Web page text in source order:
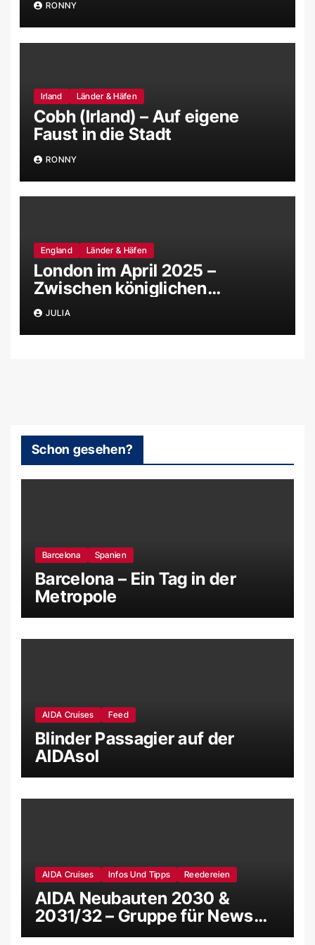
RONNY
Irland Länder & Häfen
Cobh (Irland) – Auf eigene
Faust in die Stadt
RONNY
England Länder & Häfen
London im April 2025 –
Zwischen königlichen
Schlössern, magischen
Filmkulissen und uralten
Steinkreisen
JULIA
Schon gesehen?
Barcelona Spanien
Barcelona – Ein Tag in der
Metropole
AIDA Cruises Feed
Blinder Passagier auf der
AIDAsol
AIDA Cruises Infos Und Tipps Reedereien
AIDA Neubauten 2030 &
2031/32 – Gruppe für News
und Gerüchte